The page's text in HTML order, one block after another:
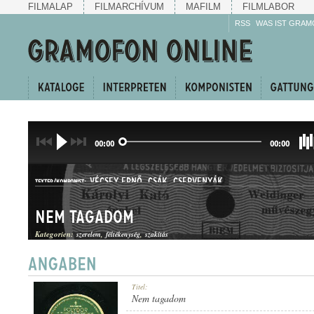
FILMALAP FILMARCHÍVUM MAFILM FILMLABOR
RSS WAS IST
00:00 00:00
TEXTER/KOMPONIST: VÉCSEY ERNŐ,CSÁK,CSERVENYÁK
Nem tagadom
Kategorien: szerelem féltékenység szakítás
Titel:
Nem tagadom